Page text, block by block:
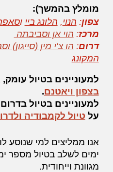
מומלץ בהמשך):
צפון: הנוי, הלונג ביי ו
מרכז: הוי אן וסביבתה
דרום: הו צ'י מין (סייגון)
המקונג
למעוניינים בטיול
בצפון ויאטנם.
למעוניינים בטיול
על טיול לקמבודיה
אנו ממליצים ל
ימים לשלב בטיול מספר
מגוונת וייחודית.